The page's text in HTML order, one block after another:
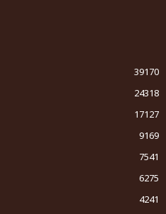
39170
24318
17127
9169
7541
6275
4241